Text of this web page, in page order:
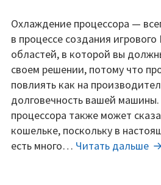
Топ
5
для
в
Охлаждение процессора —
в процессе создания
областей, в которой вы
своем решении, потому что
повлиять как на
долговечность вашей
процессора также может
кошельке, поскольку в
есть много… Читать дальше Топ